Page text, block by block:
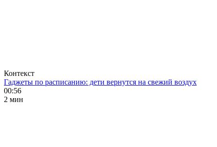
Контекст
Гаджеты по расписанию: дети вернутся на свежий воздух
00:56
2 мин